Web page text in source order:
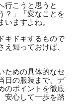
行こうと思うと
？」「変なことを
ますよね。
キドキするもので
知っておけば、
ための具体的なセ
日の服装まで、デ
のポイントを徹底
安心して一歩を踏